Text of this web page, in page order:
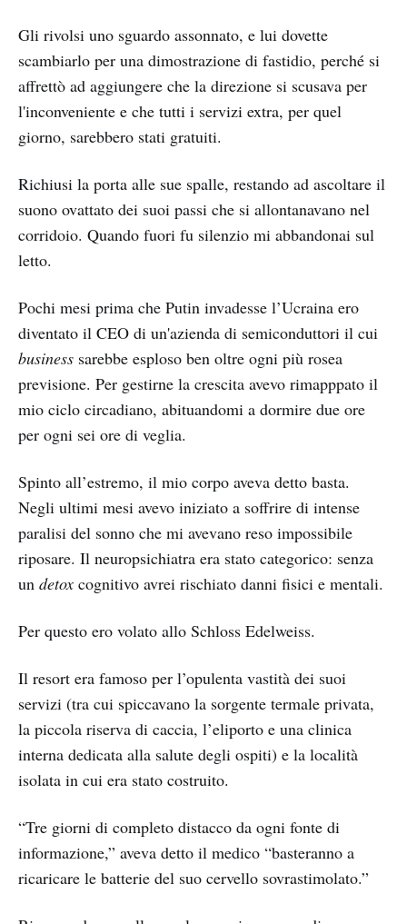
Gli rivolsi uno sguardo assonnato, e lui dovette
scambiarlo per una dimostrazione di fastidio, perché si
affrettò ad aggiungere che la direzione si scusava per
l'inconveniente e che tutti i servizi extra, per quel
giorno, sarebbero stati gratuiti.
Richiusi la porta alle sue spalle, restando ad ascoltare il
suono ovattato dei suoi passi che si allontanavano nel
corridoio. Quando fuori fu silenzio mi abbandonai sul
letto.
Pochi mesi prima che Putin invadesse l’Ucraina ero
diventato il CEO di un'azienda di semiconduttori il cui
business sarebbe esploso ben oltre ogni più rosea
previsione. Per gestirne la crescita avevo rimapppato il
mio ciclo circadiano, abituandomi a dormire due ore
per ogni sei ore di veglia.
Spinto all’estremo, il mio corpo aveva detto basta.
Negli ultimi mesi avevo iniziato a soffrire di intense
paralisi del sonno che mi avevano reso impossibile
riposare. Il neuropsichiatra era stato categorico: senza
un detox cognitivo avrei rischiato danni fisici e mentali.
Per questo ero volato allo Schloss Edelweiss.
Il resort era famoso per l’opulenta vastità dei suoi
servizi (tra cui spiccavano la sorgente termale privata,
la piccola riserva di caccia, l’eliporto e una clinica
interna dedicata alla salute degli ospiti) e la località
isolata in cui era stato costruito.
“Tre giorni di completo distacco da ogni fonte di
informazione,” aveva detto il medico “basteranno a
ricaricare le batterie del suo cervello sovrastimolato.”